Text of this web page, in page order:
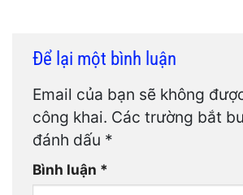
Để lại một bình luận
Email của bạn sẽ không
công khai. Các trường bắt
đánh dấu *
Bình luận *